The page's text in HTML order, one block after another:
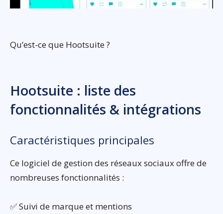
Qu’est-ce que Hootsuite ?
Hootsuite : liste des
fonctionnalités & intégrations
Caractéristiques principales
Ce logiciel de gestion des réseaux sociaux offre de
nombreuses fonctionnalités :
✅ Suivi de marque et mentions